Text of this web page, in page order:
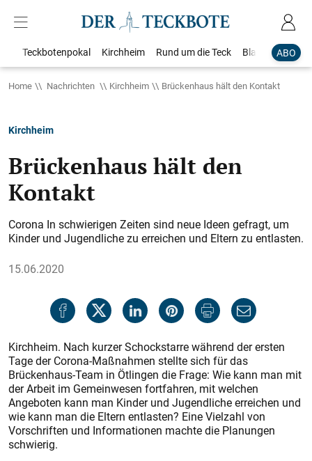
ABO
Teckbotenpokal Kirchheim Rund um die Teck Blaulicht
Home Nachrichten Kirchheim Brückenhaus hält den Kontakt
Kirchheim
Brückenhaus hält den
Kontakt
Corona In schwierigen Zeiten sind neue Ideen gefragt, um
Kinder und Jugendliche zu erreichen und Eltern zu entlasten.
15.06.2020
Kirchheim. Nach kurzer Schockstarre während der ersten
Tage der Corona-Maßnahmen stellte sich für das
Brückenhaus-Team in Ötlingen die Frage: Wie kann man mit
der Arbeit im Gemeinwesen fortfahren, mit welchen
Angeboten kann man Kinder und Jugendliche erreichen und
wie kann man die Eltern entlasten? Eine Vielzahl von
Vorschriften und Informationen machte die Planungen
schwierig.